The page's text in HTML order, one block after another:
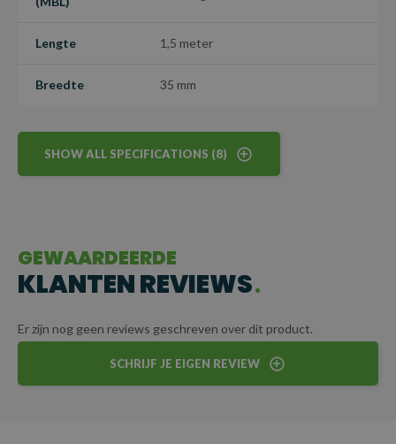
merkconsistentie hoog in het vaandel hebben.
Let op: Dit is een maatwerkartikel en kan niet worden
Lengte 1,5 meter
Breedte 35 mm
SHOW ALL SPECIFICATIONS (8)
GEWAARDEERDE
KLANTEN REVIEWS
Er zijn nog geen reviews geschreven over dit product.
SCHRIJF JE EIGEN REVIEW